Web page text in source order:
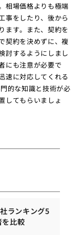
相場価格よりも極端
事をしたり、後から
ます。また、契約を
契約を決めずに、複
討するようにしまし
にも注意が必要で
速に対応してくれる
的な知識と技術が必
してもらいましょ
ランキング5
比較